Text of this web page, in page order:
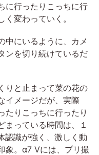
に行ったりこっちに行
変わっていく。
中にいるように、カメ
ンを切り続けているだ
りと止まって菜の花の
イメージだが、実際
たりこっちに行ったり
っている時間は、１
認識が強く、激しく動
象。α7 Vには、プリ撮